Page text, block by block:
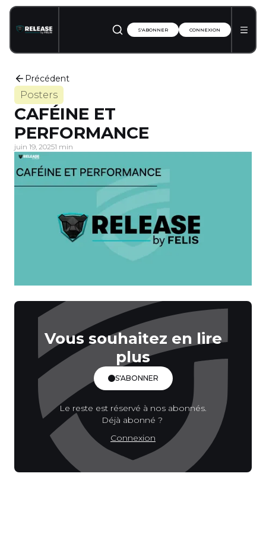
S'ABONNER CONNEXION
Précédent
Posters
CAFÉINE ET
PERFORMANCE
juin 19, 20251 min
Vous souhaitez en lire
plus
S'ABONNER
Le reste est réservé à nos abonnés.
Déjà abonné ?
Connexion